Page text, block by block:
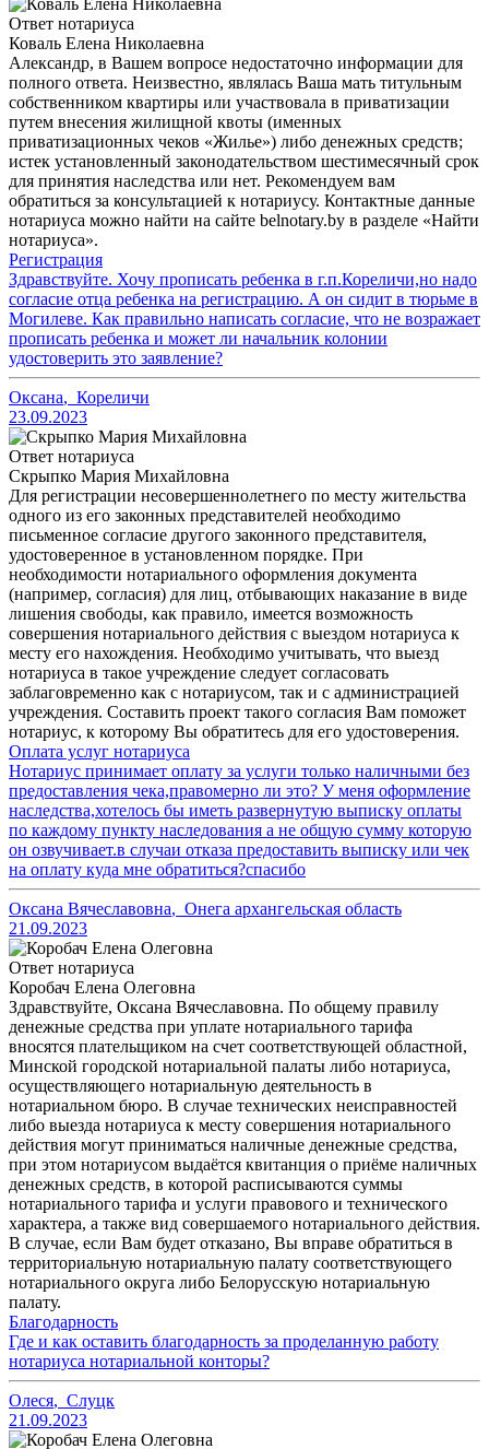
Ответ нотариуса
Коваль Елена Николаевна
Александр, в Вашем вопросе недостаточно информации для
полного ответа. Неизвестно, являлась Ваша мать титульным
собственником квартиры или участвовала в приватизации
путем внесения жилищной квоты (именных
приватизационных чеков «Жилье») либо денежных средств;
истек установленный законодательством шестимесячный срок
для принятия наследства или нет. Рекомендуем вам
обратиться за консультацией к нотариусу. Контактные данные
нотариуса можно найти на сайте belnotary.by в разделе «Найти
нотариуса».
Регистрация
Здравствуйте. Хочу прописать ребенка в г.п.Кореличи,но надо
согласие отца ребенка на регистрацию. А он сидит в тюрьме в
Могилеве. Как правильно написать согласие, что не возражает
прописать ребенка и может ли начальник колонии
удостоверить это заявление?
Оксана, Кореличи
23.09.2023
Ответ нотариуса
Скрыпко Мария Михайловна
Для регистрации несовершеннолетнего по месту жительства
одного из его законных представителей необходимо
письменное согласие другого законного представителя,
удостоверенное в установленном порядке. При
необходимости нотариального оформления документа
(например, согласия) для лиц, отбывающих наказание в виде
лишения свободы, как правило, имеется возможность
совершения нотариального действия с выездом нотариуса к
месту его нахождения. Необходимо учитывать, что выезд
нотариуса в такое учреждение следует согласовать
заблаговременно как с нотариусом, так и с администрацией
учреждения. Составить проект такого согласия Вам поможет
нотариус, к которому Вы обратитесь для его удостоверения.
Оплата услуг нотариуса
Нотариус принимает оплату за услуги только наличными без
предоставления чека,правомерно ли это? У меня оформление
наследства,хотелось бы иметь развернутую выписку оплаты
по каждому пункту наследования а не общую сумму которую
он озвучивает.в случаи отказа предоставить выписку или чек
на оплату куда мне обратиться?спасибо
Оксана Вячеславовна, Онега архангельская область
21.09.2023
Ответ нотариуса
Коробач Елена Олеговна
Здравствуйте, Оксана Вячеславовна. По общему правилу
денежные средства при уплате нотариального тарифа
вносятся плательщиком на счет соответствующей областной,
Минской городской нотариальной палаты либо нотариуса,
осуществляющего нотариальную деятельность в
нотариальном бюро. В случае технических неисправностей
либо выезда нотариуса к месту совершения нотариального
действия могут приниматься наличные денежные средства,
при этом нотариусом выдаётся квитанция о приёме наличных
денежных средств, в которой расписываются суммы
нотариального тарифа и услуги правового и технического
характера, а также вид совершаемого нотариального действия.
В случае, если Вам будет отказано, Вы вправе обратиться в
территориальную нотариальную палату соответствующего
нотариального округа либо Белорусскую нотариальную
палату.
Благодарность
Где и как оставить благодарность за проделанную работу
нотариуса нотариальной конторы?
Олеся, Слуцк
21.09.2023